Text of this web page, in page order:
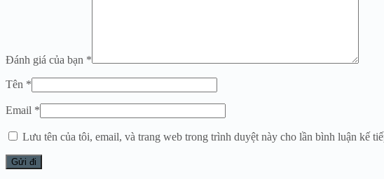
Đánh giá của bạn *
Tên *
Email *
Lưu tên của tôi, email, và trang web trong trình duyệt này cho lần bình luận kế